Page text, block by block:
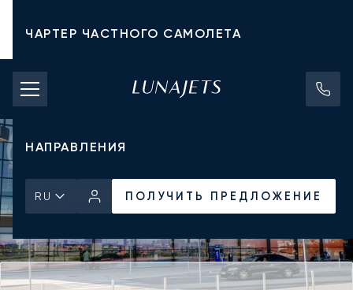
ЧАРТЕР ЧАСТНОГО САМОЛЕТА
СТОИМОСТЬ ЧАРТЕРА
ЧАСТНЫЕ САМОЛЕТЫ
НАПРАВЛЕНИЯ
RU ПОЛУЧИТЬ ПРЕДЛОЖЕНИЕ